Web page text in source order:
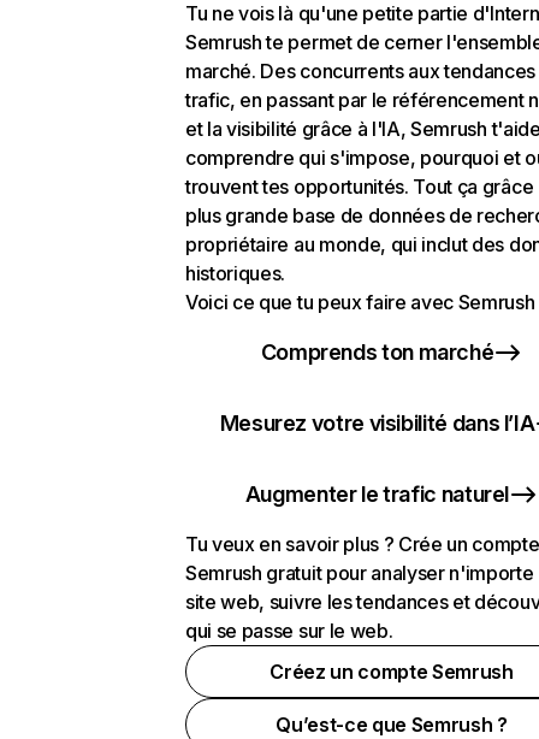
Tu ne vois là qu'une petite partie
Semrush te permet de cerner
marché. Des concurrents aux
trafic, en passant par le référencement
et la visibilité grâce à l'IA, Semrush
comprendre qui s'impose, pourquoi et
trouvent tes opportunités. Tout ça grâce
plus grande base de données de
propriétaire au monde, qui inclut des
historiques.
Voici ce que tu peux faire avec Semrush
Comprends ton marché
Mesurez votre visibilité dans l’IA
Augmenter le trafic naturel
Tu veux en savoir plus ? Crée un compte
Semrush gratuit pour analyser n'importe
site web, suivre les tendances et
qui se passe sur le web.
Créez un compte Semrush
Qu’est-ce que Semrush ?